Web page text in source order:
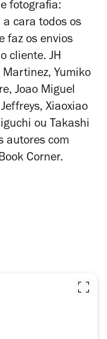
fotografia:
cara todos os
faz os envios
cliente. JH
Yumiko
Joao Miguel
Xiaoxiao
ou Takashi
autores com
Corner.